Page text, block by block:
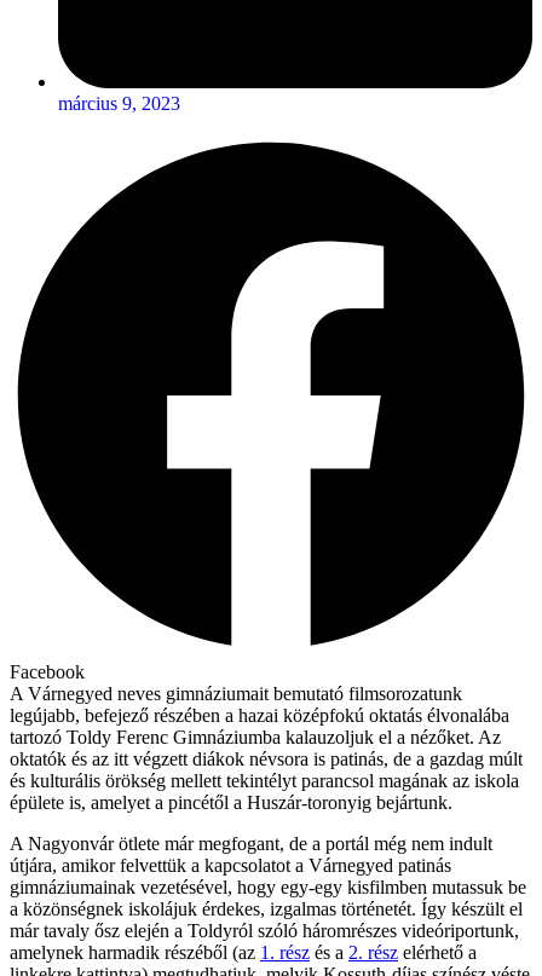
március 9, 2023
Facebook
A Várnegyed neves gimnáziumait bemutató filmsorozatunk
legújabb, befejező részében a hazai középfokú oktatás élvonalába
tartozó Toldy Ferenc Gimnáziumba kalauzoljuk el a nézőket. Az
oktatók és az itt végzett diákok névsora is patinás, de a gazdag múlt
és kulturális örökség mellett tekintélyt parancsol magának az iskola
épülete is, amelyet a pincétől a Huszár-toronyig bejártunk.
A Nagyonvár ötlete már megfogant, de a portál még nem indult
útjára, amikor felvettük a kapcsolatot a Várnegyed patinás
gimnáziumainak vezetésével, hogy egy-egy kisfilmben mutassuk be
a közönségnek iskolájuk érdekes, izgalmas történetét. Így készült el
már tavaly ősz elején a Toldyról szóló háromrészes videóriportunk,
amelynek harmadik részéből (az 1. rész és a 2. rész elérhető a